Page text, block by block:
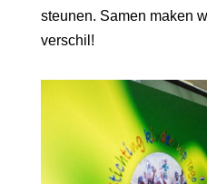
steunen. Samen maken
verschil!